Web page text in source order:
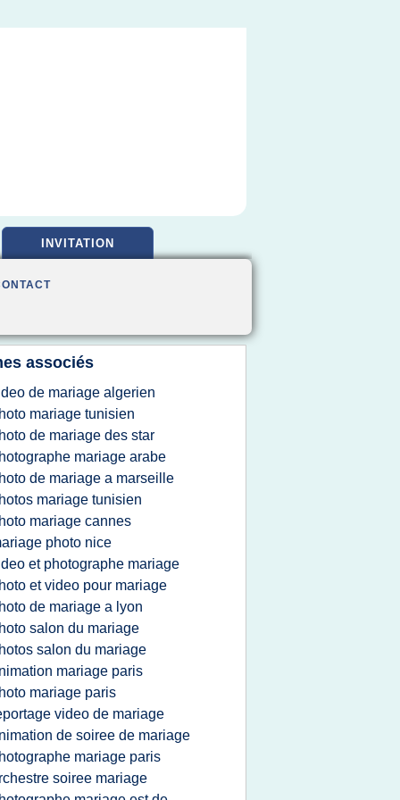
INVITATION
associés
de mariage algerien
mariage tunisien
de mariage des star
mariage arabe
de mariage a marseille
mariage tunisien
mariage cannes
photo nice
et photographe mariage
et video pour mariage
de mariage a lyon
salon du mariage
salon du mariage
mariage paris
mariage paris
video de mariage
de soiree de mariage
mariage paris
soiree mariage